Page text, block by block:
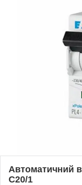
Автоматичний
C20/1